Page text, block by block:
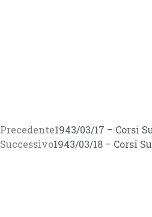
Precedente1943/03/17 – Corsi
Successivo1943/03/18 – Corsi